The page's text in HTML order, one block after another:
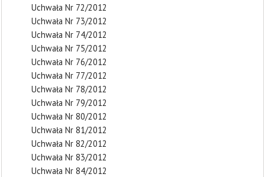
Uchwała Nr 72/2012
Uchwała Nr 73/2012
Uchwała Nr 74/2012
Uchwała Nr 75/2012
Uchwała Nr 76/2012
Uchwała Nr 77/2012
Uchwała Nr 78/2012
Uchwała Nr 79/2012
Uchwała Nr 80/2012
Uchwała Nr 81/2012
Uchwała Nr 82/2012
Uchwała Nr 83/2012
Uchwała Nr 84/2012